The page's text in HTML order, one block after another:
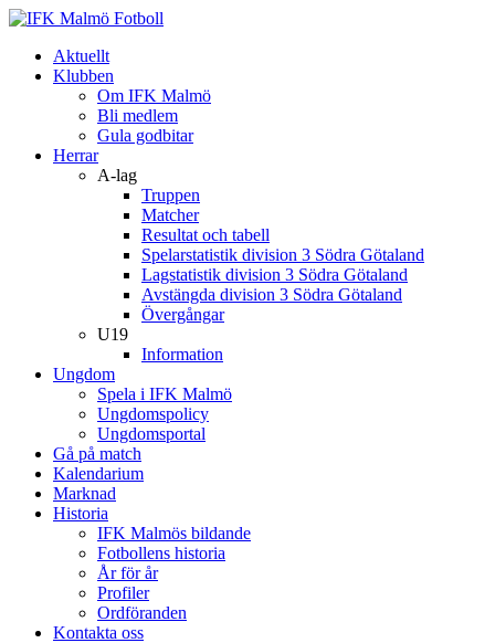
Aktuellt
Klubben
Om IFK Malmö
Bli medlem
Gula godbitar
Herrar
A-lag
Truppen
Matcher
Resultat och tabell
Spelarstatistik division 3 Södra Götaland
Lagstatistik division 3 Södra Götaland
Avstängda division 3 Södra Götaland
Övergångar
U19
Information
Ungdom
Spela i IFK Malmö
Ungdomspolicy
Ungdomsportal
Gå på match
Kalendarium
Marknad
Historia
IFK Malmös bildande
Fotbollens historia
År för år
Profiler
Ordföranden
Kontakta oss